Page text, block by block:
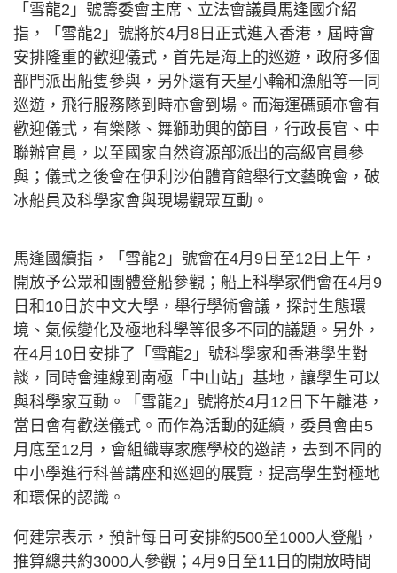
「雪龍2」號籌委會主席、立法會議員馬逢國介紹
指，「雪龍2」號將於4月8日正式進入香港，屆時會
安排隆重的歡迎儀式，首先是海上的巡遊，政府多個
部門派出船隻參與，另外還有天星小輪和漁船等一同
巡遊，飛行服務隊到時亦會到場。而海運碼頭亦會有
歡迎儀式，有樂隊、舞獅助興的節目，行政長官、中
聯辦官員，以至國家自然資源部派出的高級官員參
與；儀式之後會在伊利沙伯體育館舉行文藝晚會，破
冰船員及科學家會與現場觀眾互動。
馬逢國續指，「雪龍2」號會在4月9日至12日上午，
開放予公眾和團體登船參觀；船上科學家們會在4月9
日和10日於中文大學，舉行學術會議，探討生態環
境、氣候變化及極地科學等很多不同的議題。另外，
在4月10日安排了「雪龍2」號科學家和香港學生對
談，同時會連線到南極「中山站」基地，讓學生可以
與科學家互動。「雪龍2」號將於4月12日下午離港，
當日會有歡送儀式。而作為活動的延續，委員會由5
月底至12月，會組織專家應學校的邀請，去到不同的
中小學進行科普講座和巡迴的展覽，提高學生對極地
和環保的認識。
何建宗表示，預計每日可安排約500至1000人登船，
推算總共約3000人參觀；4月9日至11日的開放時間